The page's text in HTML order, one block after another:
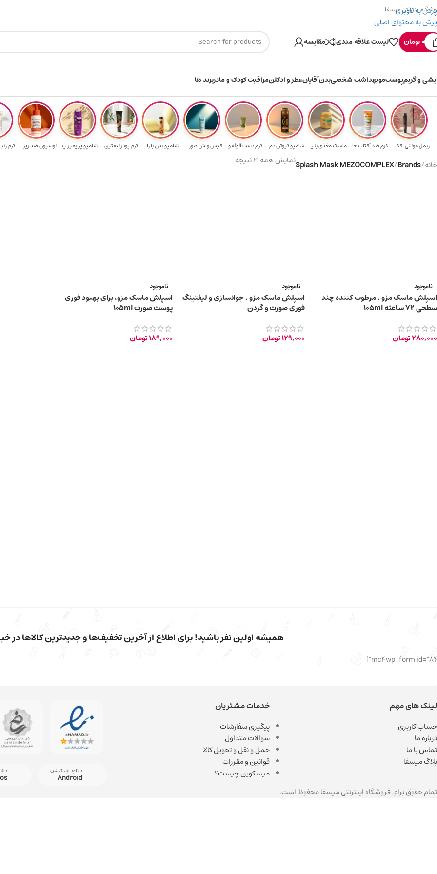
پرش به ناوبری
پرش به محتوای اصلی
ارسال رایگان برای خرید ۳.۵ میلیون به یالا ۳۰۰ میسکوین (۳۰ هزار تومن) هدیه خرید اول
اینترنتی میسفا
0تومان لیست علاقه مندی مقایسه
و گریمپوستموبهداشت شخصیبدنآقایانعطر و ادکلنمراقبت کودک و مادربرند ها
کرم ضد آفتاب حا... ماسک مغذی بلیتا... شامپو کیوتن ؛ م... کرم دست آلوئه و... فیس واش صورت آک... شامپو بدن با را... کرم پودر لیفتین... شامپو پرایمیر پ... لوسیون ضد ریزش ... کرم
خانه/
Brands
/
Splash Mask MEZOCOMPLEXنمایش همه 3 نتیجه
ناموجود
اسپلش ماسک مزو ، مرطوب کننده چند
سطحی ۷۲ ساعته 105ml
280,000تومان
ناموجود
اسپلش ماسک مزو ، جوانسازی و لیفتینگ
فوری صورت و گردن
129,000تومان
ناموجود
اسپلش ماسک مزو، برای بهبود فوری
پوست صورت 105ml
189,000تومان
همیشه اولین نفر باشید! برای اطلاع از آخرین تخفیف‌ها و جدیدترین کالاها در
لینک های مهم
حساب کاربری
درباره ما
تماس با ما
بلاگ میسفا
خدمات مشتریان
پیگیری سفارشات
سوالات متداول
حمل و نقل و تحویل کالا
قوانین و مقررات
میسکوین چیست؟
دانلود اپلیکیشن
Android
تمام حقوق برای فروشگاه اینترنتی میسفا محفوظ است.